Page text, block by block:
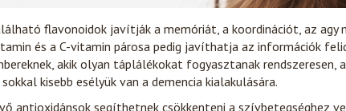
flavonoidok javítják a memóriát, a koordinációt, az agy
és a C-vitamin párosa pedig javíthatja az információk
akik olyan táplálékokat fogyasztanak
kisebb esélyük van a demencia kialakulására.
antioxidánsok segíthetnek csökkenteni a szívbetegséghez